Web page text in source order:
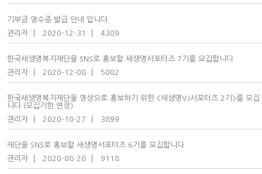
기부금 영수증 발급 안내 입니다.
관리자
2020-12-31 4309
한국새생명복지재단을 SNS로 홍보할 새생명서포터즈 7기를 모집합니다
관리자
2020-12-08 5002
한국새생명복지재단을 영상으로 홍보하기 위한 <새생명VJ서포터즈 2기>를 모집
니다 (모집기한 연장)
관리자
2020-10-27 3899
재단을 SNS로 홍보할 새생명서포터즈 6기를 모집합니다
관리자
2020-08-20 9118